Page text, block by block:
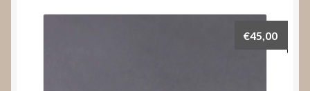
€45,00